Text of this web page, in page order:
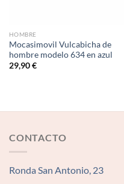
HOMBRE
Mocasimovil Vulcabicha de
hombre modelo 634 en azul
29,90€
CONTACTO
Ronda San Antonio, 23